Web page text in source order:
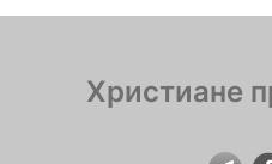
Христиане